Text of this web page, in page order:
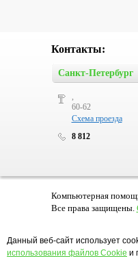
Контакты:
Санкт-Петербург
60-62
Схема проезда
8 812
Компьютерная
Все права защищены.
Данный веб-сайт использует
использования файлов Cookie и